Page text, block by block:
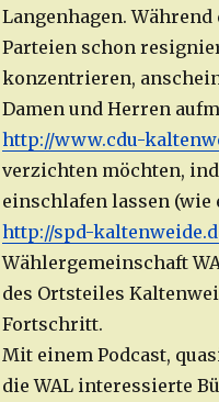
Langenhagen.
Parteien schon
konzentrieren,
Damen und Herren
http://www.cdu-
verzichten möchten,
einschlafen lassen (wie
http://spd-
Wählergemeinschaft
des Ortsteiles
Fortschritt.
Mit einem Podcast,
die WAL interessierte